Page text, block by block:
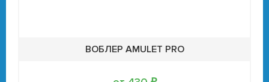
ВОБЛЕР AMULET PRO